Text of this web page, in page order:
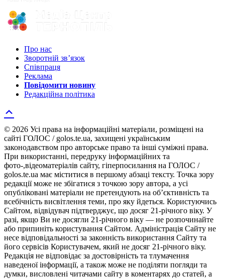
Про нас
Зворотній зв’язок
Співпраця
Реклама
Повідомити новину
Редакційна політика
© 2026 Усі права на інформаційні матеріали, розміщені на
сайті ГОЛОС / golos.te.ua, захищені українським
законодавством про авторське право та інші суміжні права.
При використанні, передруку інформаційних та
фото-,відеоматеріалів сайту, гіперпосилання на ГОЛОС /
golos.te.ua має міститися в першому абзаці тексту. Точка зору
редакції може не збігатися з точкою зору автора, а усі
опубліковані матеріали не претендують на об’єктивність та
всебічність висвітлення теми, про яку йдеться. Користуючись
Сайтом, відвідувач підтверджує, що досяг 21-річного віку. У
разі, якщо Ви не досягли 21-річного віку — не розпочинайте
або припиніть користування Сайтом. Адміністрація Сайту не
несе відповідальності за законність використання Сайту та
його сервісів Користувачем, який не досяг 21-річного віку.
Редакція не відповідає за достовірність та тлумачення
наведеної інформації, а також може не поділяти погляди та
думки, висловлені читачами сайту в коментарях до статей, а